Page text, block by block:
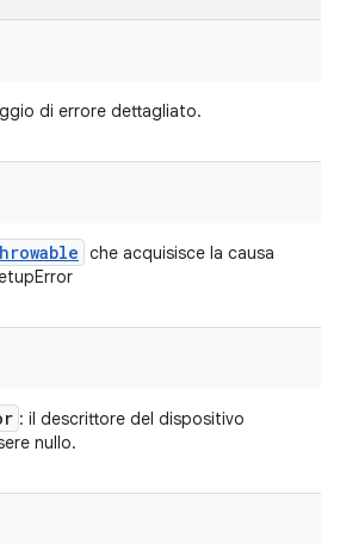
di errore dettagliato.
che acquisisce la causa
: il descrittore del dispositivo
nullo.